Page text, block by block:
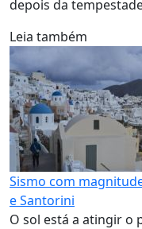
depois da
Leia também
Sismo com
e Santorini
O sol está a atingir o